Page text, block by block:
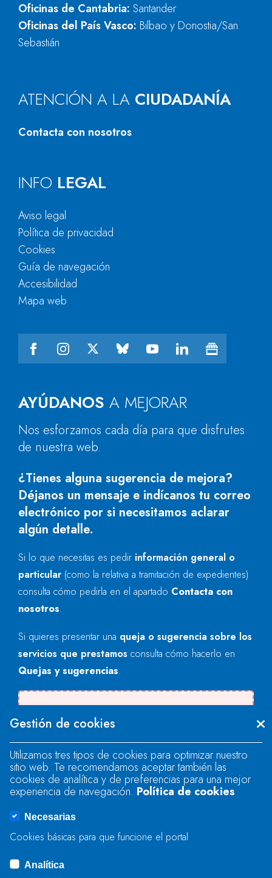
Oficinas de Cantabria: Santander
Oficinas del País Vasco: Bilbao y Donostia/San
Sebastián
ATENCIÓN A LA CIUDADANÍA
Contacta con nosotros
AYÚDANOS A MEJORAR
Nos esforzamos cada día para que disfrutes
de nuestra web.
¿Tienes alguna sugerencia de mejora?
Déjanos un mensaje e indícanos tu correo
electrónico por si necesitamos aclarar
algún detalle.
Si lo que necesitas es pedir información general o
particular (como la relativa a tramitación de expedientes)
consulta cómo pedirla en el apartado Contacta con
nosotros.
Si quieres presentar una queja o sugerencia sobre los
servicios que prestamos consulta cómo hacerlo en
Quejas y sugerencias.
"text".
Se produjo un error al cargar el campo
"text".
Se produjo un error al cargar el campo
INFO LEGAL
Aviso legal
Política de privacidad
Cookies
Guía de navegación
Accesibilidad
Mapa web
Gestión de cookies
Utilizamos tres tipos de cookies para optimizar nuestro
sitio web. Te recomendamos aceptar también las
cookies de analítica y de preferencias para una mejor
experiencia de navegación. Política de cookies
Necesarias
Cookies básicas para que funcione el portal
Analítica